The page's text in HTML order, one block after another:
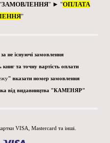
ЗАМОВЛЕННЯ" ► "ОПЛАТА
"
не існуючі замовлення
та точну вартість оплати
" вказати номер замовлення
від видавництва "КАМЕНЯР"
VISA, Mastercard та інші.